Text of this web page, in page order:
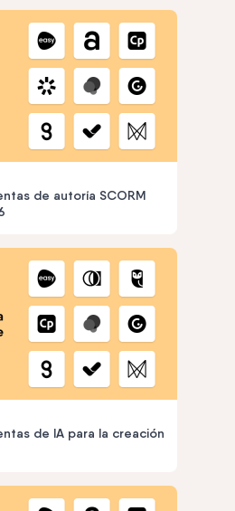
de autoría SCORM
de IA para la creación